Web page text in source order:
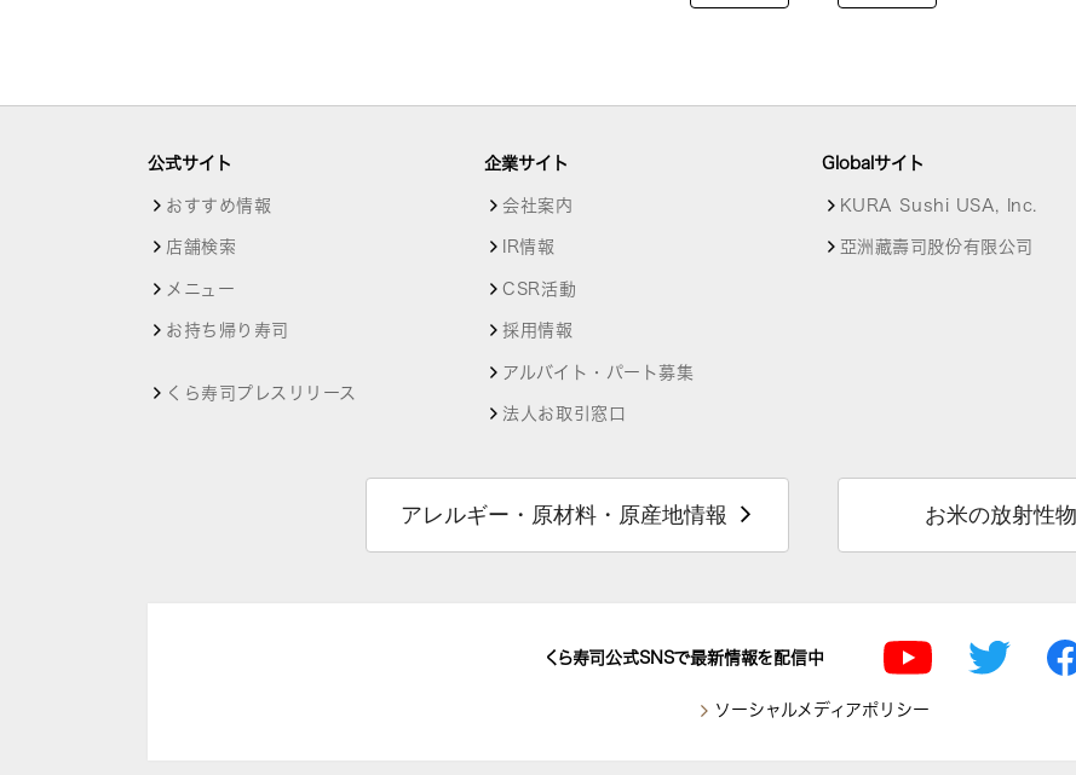
公式サイト
おすすめ情報
店舗検索
メニュー
お持ち帰り寿司
くら寿司プレスリリース
企業サイト
会社案内
IR情報
CSR活動
採用情報
アルバイト・パート募集
法人お取引窓口
Globalサイト
KURA Sushi USA, Inc.
亞洲藏壽司股份有限公司
アレルギー・原材料・原産地情報 お米の放射性
くら寿司公式SNSで最新情報を配信中
ソーシャルメディアポリシー